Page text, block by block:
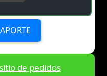
de pedidos